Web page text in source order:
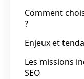
Comment
?
Enjeux et
Les missions
SEO